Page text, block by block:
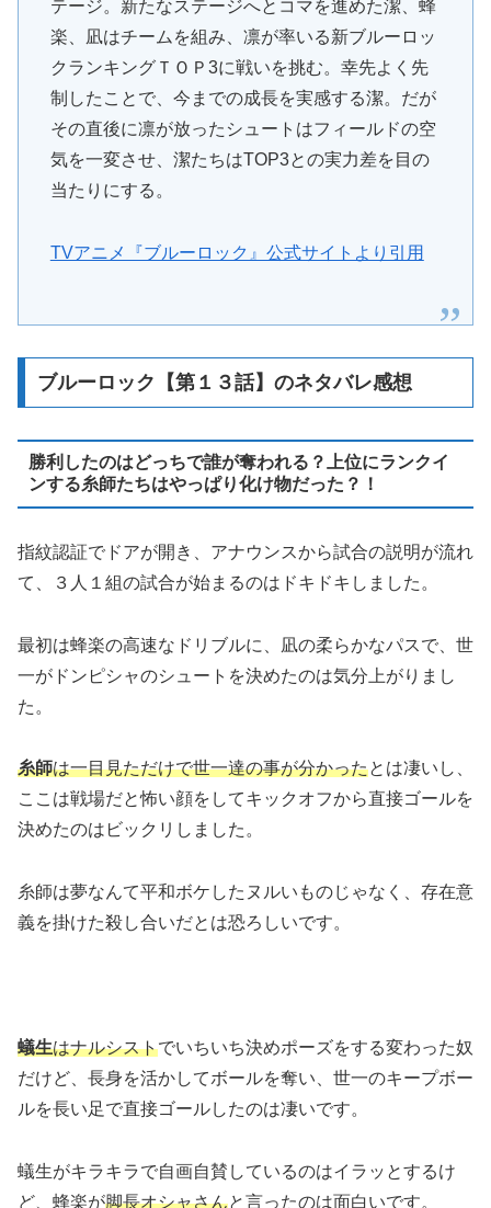
テージ。新たなステージへとコマを進めた潔、蜂
楽、凪はチームを組み、凛が率いる新ブルーロッ
クランキングＴＯＰ3に戦いを挑む。幸先よく先
制したことで、今までの成長を実感する潔。だが
その直後に凛が放ったシュートはフィールドの空
気を一変させ、潔たちはTOP3との実力差を目の
当たりにする。
TVアニメ『ブルーロック』公式サイトより引用
ブルーロック【第１３話】のネタバレ感想
勝利したのはどっちで誰が奪われる？上位にランクイ
ンする糸師たちはやっぱり化け物だった？！
指紋認証でドアが開き、アナウンスから試合の説明が流れ
て、３人１組の試合が始まるのはドキドキしました。
最初は蜂楽の高速なドリブルに、凪の柔らかなパスで、世
一がドンピシャのシュートを決めたのは気分上がりまし
た。
糸師は一目見ただけで世一達の事が分かったとは凄いし、
ここは戦場だと怖い顔をしてキックオフから直接ゴールを
決めたのはビックリしました。
糸師は夢なんて平和ボケしたヌルいものじゃなく、存在意
義を掛けた殺し合いだとは恐ろしいです。
蟻生はナルシストでいちいち決めポーズをする変わった奴
だけど、長身を活かしてボールを奪い、世一のキープボー
ルを長い足で直接ゴールしたのは凄いです。
蟻生がキラキラで自画自賛しているのはイラッとするけ
ど、蜂楽が脚長オシャさんと言ったのは面白いです。